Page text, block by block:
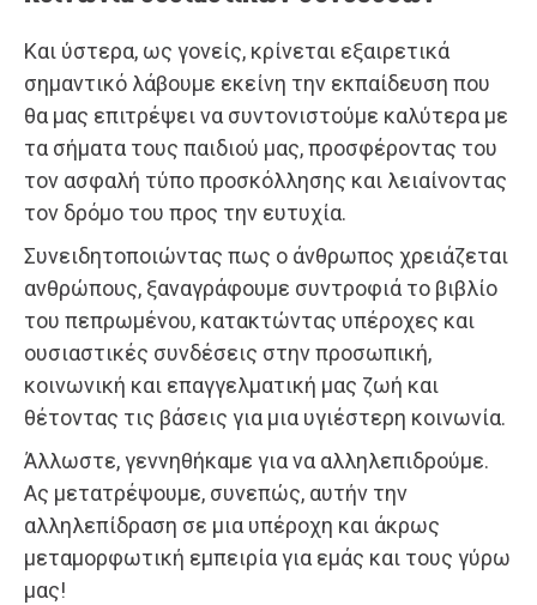
Και ύστερα, ως γονείς, κρίνεται εξαιρετικά
σημαντικό λάβουμε εκείνη την εκπαίδευση που
θα μας επιτρέψει να συντονιστούμε καλύτερα με
τα σήματα τους παιδιού μας, προσφέροντας του
τον ασφαλή τύπο προσκόλλησης και λειαίνοντας
τον δρόμο του προς την ευτυχία.
Συνειδητοποιώντας πως ο άνθρωπος χρειάζεται
ανθρώπους, ξαναγράφουμε συντροφιά το βιβλίο
του πεπρωμένου, κατακτώντας υπέροχες και
ουσιαστικές συνδέσεις στην προσωπική,
κοινωνική και επαγγελματική μας ζωή και
θέτοντας τις βάσεις για μια υγιέστερη κοινωνία.
Άλλωστε, γεννηθήκαμε για να αλληλεπιδρούμε.
Ας μετατρέψουμε, συνεπώς, αυτήν την
αλληλεπίδραση σε μια υπέροχη και άκρως
μεταμορφωτική εμπειρία για εμάς και τους γύρω
μας!